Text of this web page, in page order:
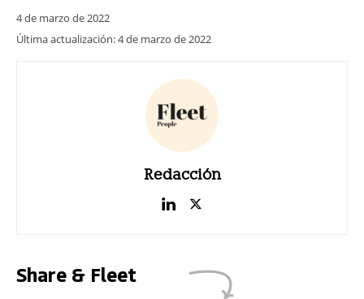
4 de marzo de 2022
Última actualización:4 de marzo de 2022
Redacción
Share & Fleet